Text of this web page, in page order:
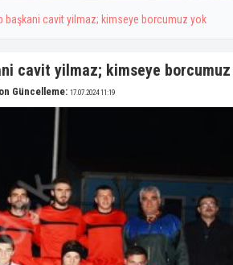
başkani cavit yilmaz; kimseye borcumuz yok
cavit yilmaz; kimseye
Güncelleme: 17.07.2024 11:19